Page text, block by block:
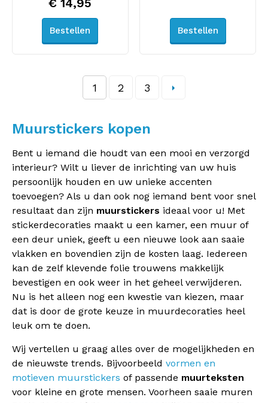
€ 14,95
Bestellen Bestellen
1 2 3
Muurstickers kopen
Bent u iemand die houdt van een mooi en verzorgd
interieur? Wilt u liever de inrichting van uw huis
persoonlijk houden en uw unieke accenten
toevoegen? Als u dan ook nog iemand bent voor snel
resultaat dan zijn muurstickers ideaal voor u! Met
stickerdecoraties maakt u een kamer, een muur of
een deur uniek, geeft u een nieuwe look aan saaie
vlakken en bovendien zijn de kosten laag. Iedereen
kan de zelf klevende folie trouwens makkelijk
bevestigen en ook weer in het geheel verwijderen.
Nu is het alleen nog een kwestie van kiezen, maar
dat is door de grote keuze in muurdecoraties heel
leuk om te doen.
Wij vertellen u graag alles over de mogelijkheden en
de nieuwste trends. Bijvoorbeeld vormen en
motieven muurstickers of passende muurteksten
voor kleine en grote mensen. Voorheen saaie muren